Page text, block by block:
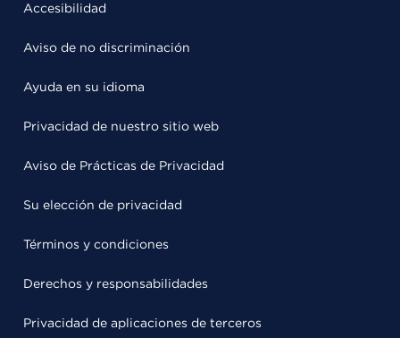
Accesibilidad
Aviso de no discriminación
Ayuda en su idioma
Privacidad de nuestro sitio web
Aviso de Prácticas de Privacidad
Su elección de privacidad
Términos y condiciones
Derechos y responsabilidades
Privacidad de aplicaciones de terceros